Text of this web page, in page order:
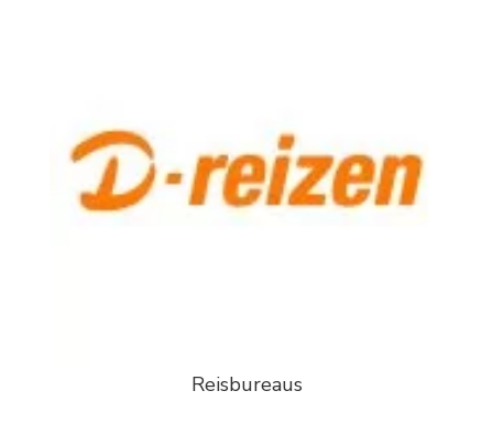
Reisbureaus